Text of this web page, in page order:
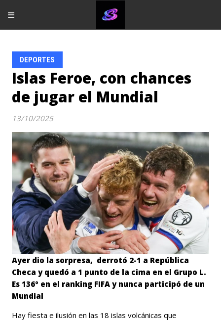
Islas Feroe, con chances
de jugar el Mundial
DEPORTES
13/10/2025
Ayer dio la sorpresa, derrotó 2-1 a República
Checa y quedó a 1 punto de la cima en el Grupo L.
Es 136º en el ranking FIFA y nunca participó de un
Mundial
Hay fiesta e ilusión en las 18 islas volcánicas que